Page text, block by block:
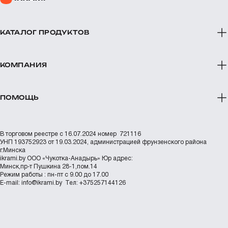
КАТАЛОГ ПРОДУКТОВ
КОМПАНИЯ
ПОМОЩЬ
В торговом реестре с 16.07.2024 номер 721116
УНП 193752923 от 19.03.2024, администрацией фрунзенского района
г.Минска
ikrami.by ООО «Чукотка-Анадырь» Юр адрес:
Минск,пр-т Пушкина 28-1,пом.14
Режим работы : пн-пт с 9.00 до 17.00
Е-mail:
info@ikrami.by Тел: +375257144126